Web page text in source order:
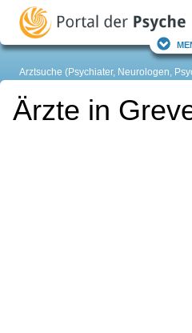
Arztsuche (Psychiater, Neurologen,
Ärzte in